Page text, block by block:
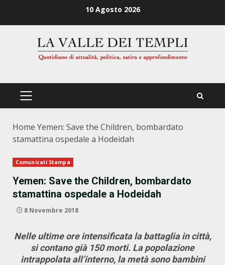
10 Agosto 2026
PRIMÄRES
Home Yemen: Save the Children, bombardato
stamattina ospedale a Hodeidah
Comunicati Stampa
Yemen: Save the Children, bombardato
stamattina ospedale a Hodeidah
8 Novembre 2018
Nelle ultime ore intensificata la battaglia in città,
si contano già 150 morti. La popolazione
intrappolata all’interno, la metà sono bambini